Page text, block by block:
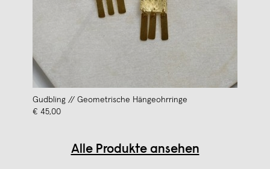
Gudbling // Geometrische Hängeohrringe
€ 45,00
Alle Produkte ansehen